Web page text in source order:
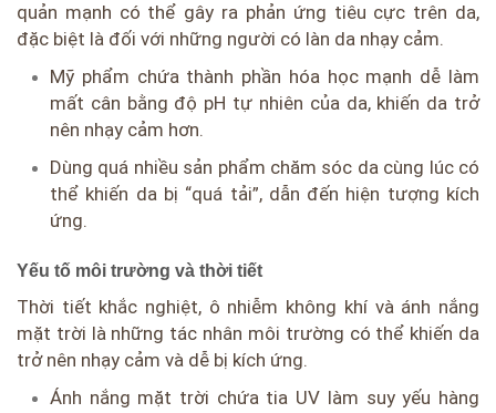
quản mạnh có thể gây ra phản ứng tiêu cực trên da,
đặc biệt là đối với những người có làn da nhạy cảm.
Mỹ phẩm chứa thành phần hóa học mạnh dễ làm
mất cân bằng độ pH tự nhiên của da, khiến da trở
nên nhạy cảm hơn.
Dùng quá nhiều sản phẩm chăm sóc da cùng lúc có
thể khiến da bị “quá tải”, dẫn đến hiện tượng kích
ứng.
Yếu tố môi trường và thời tiết
Thời tiết khắc nghiệt, ô nhiễm không khí và ánh nắng
mặt trời là những tác nhân môi trường có thể khiến da
trở nên nhạy cảm và dễ bị kích ứng.
Ánh nắng mặt trời chứa tia UV làm suy yếu hàng